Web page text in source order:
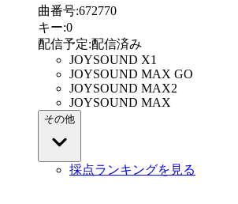
曲番号:672770
キー:0
配信予定:配信済み
JOYSOUND X1
JOYSOUND MAX GO
JOYSOUND MAX2
JOYSOUND MAX
その他
採点ランキングを見る